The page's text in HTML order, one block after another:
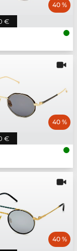
€
40 %
€
40 %
40 %